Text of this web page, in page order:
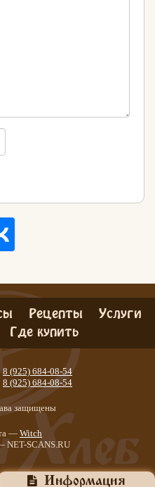
Рецепты Услуги
Где купить
8 (925) 684-08-54
8 (925) 684-08-54
защищены
— Witch
NET-SCANS.RU